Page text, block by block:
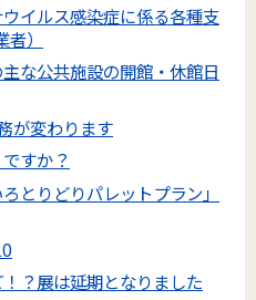
ウイルス感染症に係る各種支
）
な公共施設の開館・休館日
が変わります
すか？
とりどりパレットプラン」
？展は延期となりました